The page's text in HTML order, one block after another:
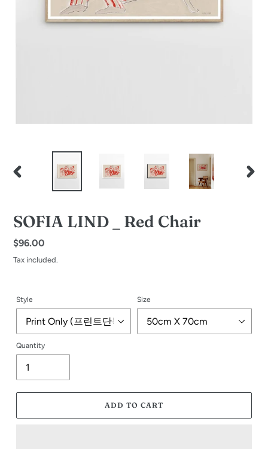
SOFIA LIND _ Red Chair
Regular
price
$96.00
Tax included.
Style Size
Quantity
ADD TO CART